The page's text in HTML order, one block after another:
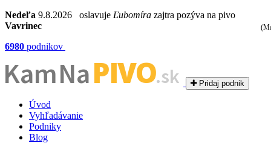
Nedeľa 9.8.2026 oslavuje Ľubomíra zajtra pozýva na pivo
Vavrinec
6980 podnikov
Kam NaPIVO.sk Pridaj podnik
Úvod
Vyhľadávanie
Podniky
Blog